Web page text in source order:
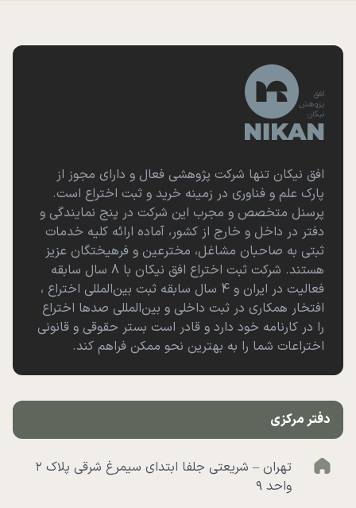
افق نیکان تنها شرکت پژوهشی فعال و دارای مجوز از
پارک علم و فناوری در زمینه خرید و ثبت اختراع است.
پرسنل متخصص و مجرب این شرکت در پنج نمایندگی و
دفتر در داخل و خارج از کشور، آماده ارائه کلیه خدمات
ثبتی به صاحبان مشاغل، مخترعین و فرهیختگان عزیز
هستند. شرکت ثبت اختراع افق نیکان با 8 سال سابقه
فعالیت در ایران و 4 سال سابقه ثبت بین‌المللی اختراع ،
افتخار همکاری در ثبت داخلی و بین‌المللی صدها اختراع
را در کارنامه خود دارد و قادر است بستر حقوقی و قانونی
اختراعات شما را به بهترین نحو ممکن فراهم کند.
دفتر مرکزی
تهران – شریعتی جلفا ابتدای سیمرغ شرقی پلاک ۲
واحد ۹